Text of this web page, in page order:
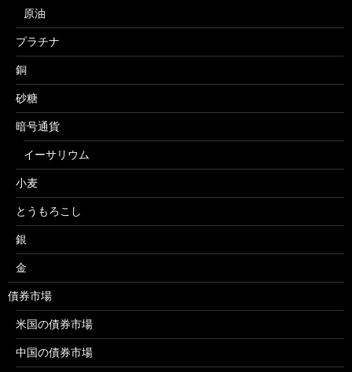
原油
プラチナ
銅
砂糖
暗号通貨
イーサリウム
小麦
とうもろこし
銀
金
債券市場
米国の債券市場
中国の債券市場